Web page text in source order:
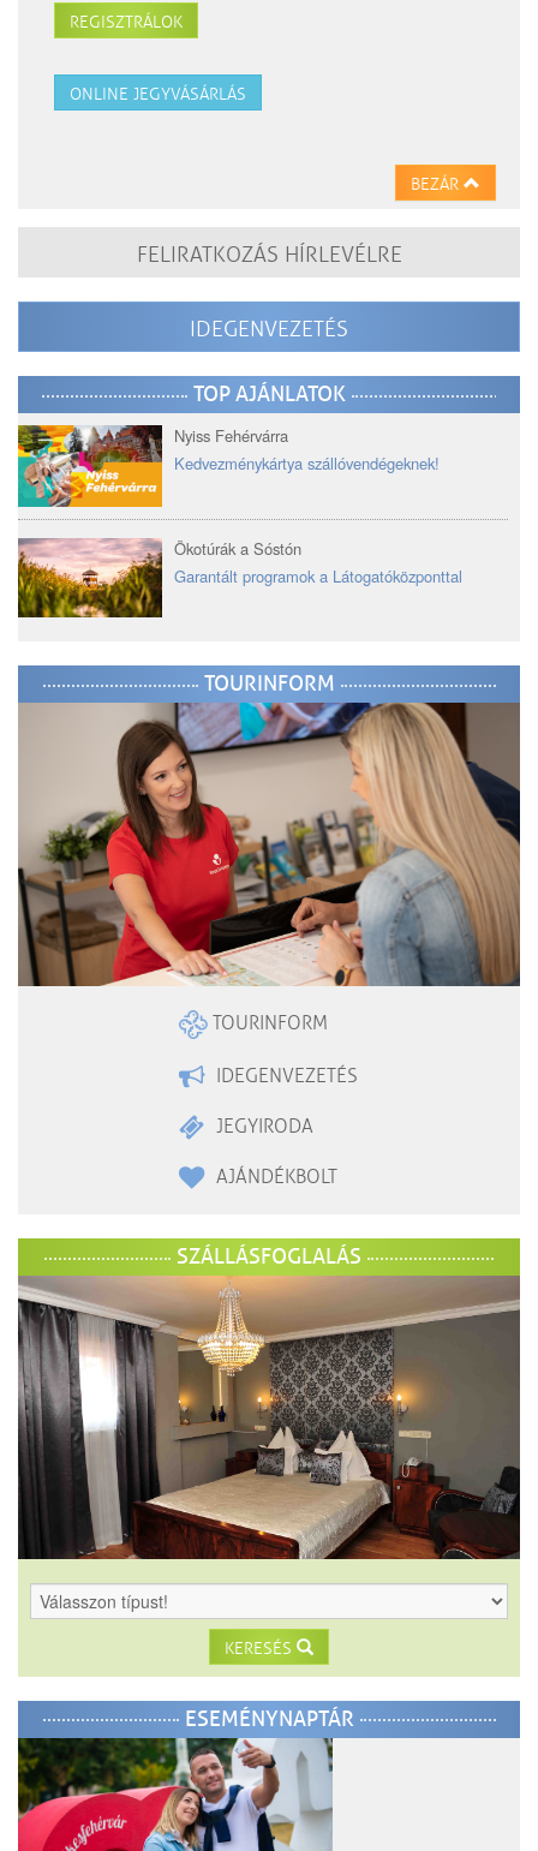
REGISZTRÁLOK
ONLINE JEGYVÁSÁRLÁS
BEZÁR
FELIRATKOZÁS HÍRLEVÉLRE
IDEGENVEZETÉS
TOP AJÁNLATOK
Nyiss Fehérvárra
Kedvezménykártya szállóvendégeknek!
Ökotúrák a Sóstón
Garantált programok a Látogatóközponttal
TOURINFORM
TOURINFORM
IDEGENVEZETÉS
JEGYIRODA
AJÁNDÉKBOLT
SZÁLLÁSFOGLALÁS
KERESÉS
ESEMÉNYNAPTÁR